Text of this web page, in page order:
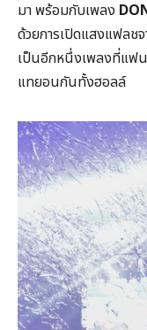
มา พร้อมกับเพลง
ด้วยการเปิดแสงแฟลช
เป็นอีกหนึ่งเพลงที่แฟ
แทยอนกันทั้งฮอลล์